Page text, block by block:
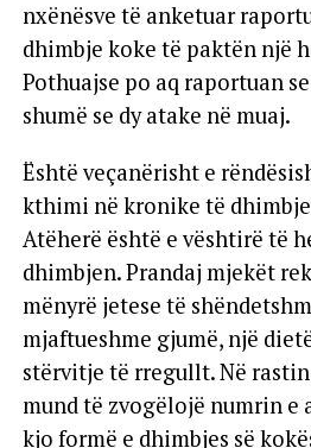
nxënësve të anketuar
dhimbje koke të paktën një
Pothuajse po aq raportuan
shumë se dy atake në muaj.
Është veçanërisht e
kthimi në kronike të
Atëherë është e vështirë të
dhimbjen. Prandaj mjekët
mënyrë jetese të
mjaftueshme gjumë, një
stërvitje të rregullt. Në
mund të zvogëlojë numrin e
kjo formë e dhimbjes së